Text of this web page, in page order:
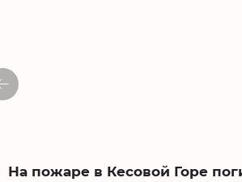
На пожаре в Кесовой Горе